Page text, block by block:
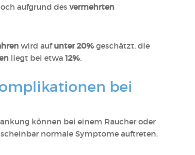
aufgrund des vermehrten
wird aufunter 20% geschätzt, die
liegt bei etwa 12%.
bei
können bei einem Raucher oder
normale Symptome auftreten.